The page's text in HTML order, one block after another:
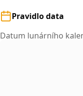
Pravidlo data
Datum lunárního